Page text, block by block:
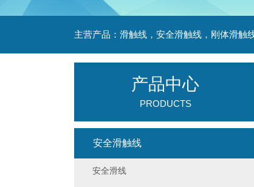
产品中心
PRODUCTS
安全滑触线
安全滑线